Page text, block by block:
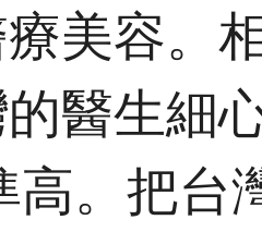
美容。
醫生細
高。把台